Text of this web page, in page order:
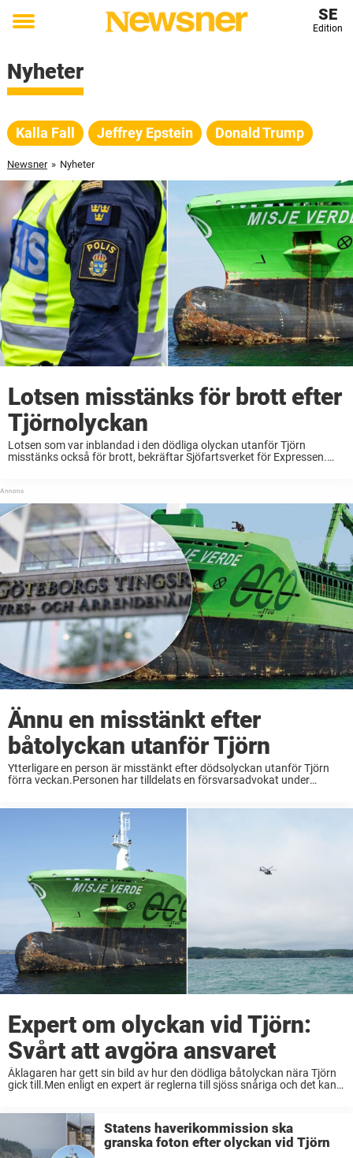
Toggle
SE
Edition
Nyheter
Kalla Fall Jeffrey Epstein Donald Trump
Newsner » Nyheter
Lotsen misstänks för brott efter
Tjörnolyckan
Lotsen som var inblandad i den dödliga olyckan utanför Tjörn
misstänks också för brott, bekräftar Sjöfartsverket för Expressen.
Ännu en misstänkt efter
båtolyckan utanför Tjörn
Ytterligare en person är misstänkt efter dödsolyckan utanför Tjörn
förra veckan.Personen har tilldelats en försvarsadvokat under
Expert om olyckan vid Tjörn:
Svårt att avgöra ansvaret
Åklagaren har gett sin bild av hur den dödliga båtolyckan nära Tjörn
gick till.Men enligt en expert är reglerna till sjöss snåriga och det kan
Statens haverikommission ska
granska foton efter olyckan vid Tjörn